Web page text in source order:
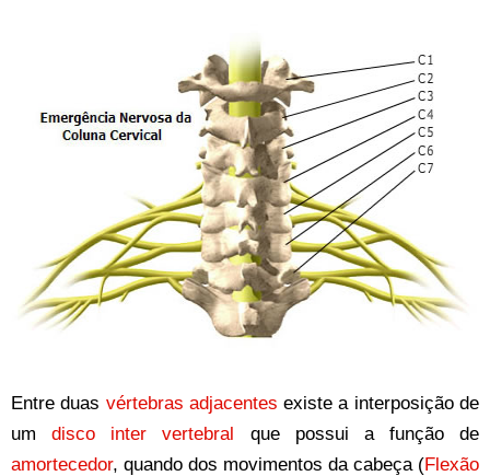
Entre duas vértebras adjacentes existe a interposição de
umdisco inter vertebral que possui a função de
amortecedor, quando dos movimentos da cabeça (Flexão